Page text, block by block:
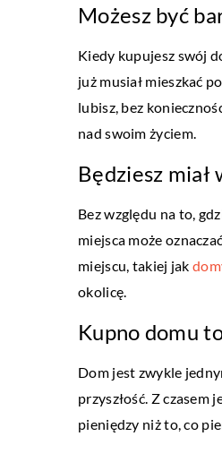
Możesz być
Kiedy kupujesz swój
już musiał mieszkać
lubisz, bez
nad swoim życiem.
Będziesz
Bez względu na to,
miejsca może
miejscu, takiej jak
okolicę.
Kupno domu
Dom jest zwykle
przyszłość. Z czasem
pieniędzy niż to, co